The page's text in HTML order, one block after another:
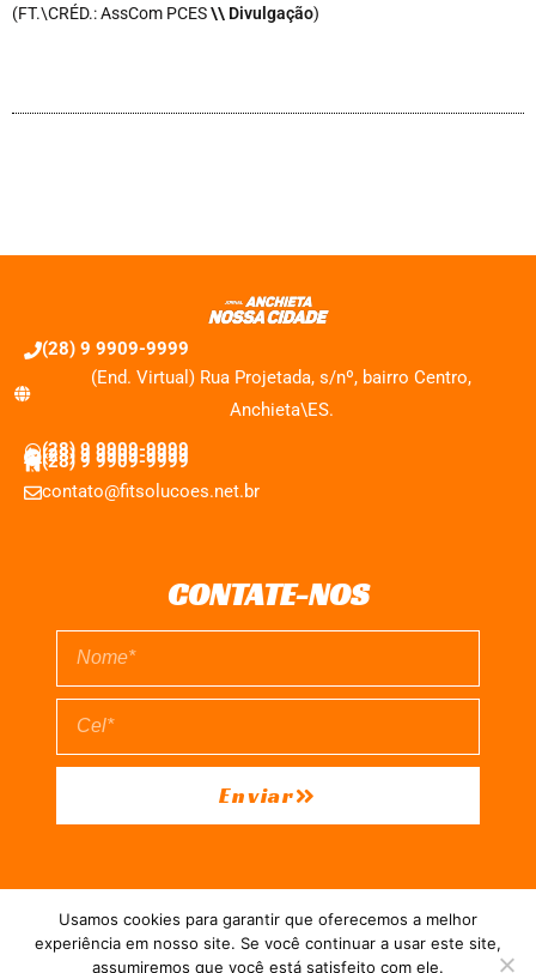
(FT.\CRÉD.: AssCom PCES\\ Divulgação)
(28) 9 9909-9999
(End. Virtual) Rua Projetada, s/nº, bairro Centro,
Anchieta\ES.
(28) 9 9909-9999
(28) 9 9909-9999
(28) 9 9909-9999
contato@fitsolucoes.net.br
CONTATE-NOS
Enviar
TERMO DE USO
Usamos cookies para garantir que oferecemos a melhor
experiência em nosso site. Se você continuar a usar este site,
assumiremos que você está satisfeito com ele.